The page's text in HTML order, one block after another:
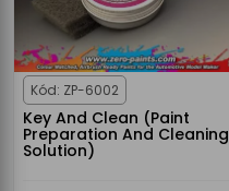
Kód: ZP-6002
Key And Clean (Paint
Preparation And Cleaning
Solution)